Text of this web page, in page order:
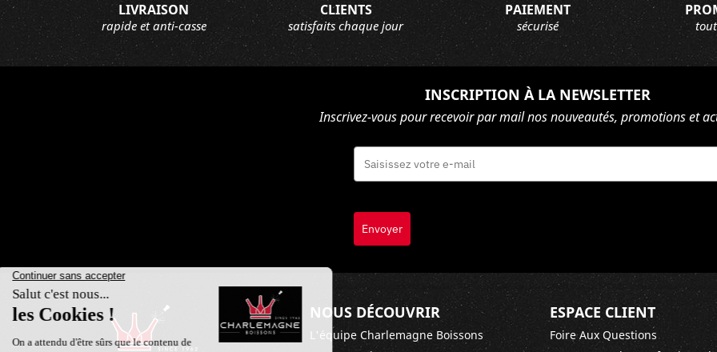
LIVRAISON
rapide et anti-casse
CLIENTS
satisfaits chaque jour
PAIEMENT
sécurisé
INSCRIPTION À LA NEWSLETTER
Inscrivez-vous pour recevoir par mail nos nouveautés, promotions et
Envoyer
NOUS DÉCOUVRIR
L'équipe Charlemagne Boissons
ESPACE CLIENT
Foire Aux Questions